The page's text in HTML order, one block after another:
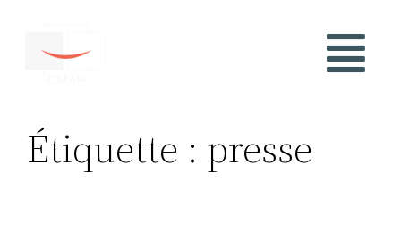
Étiquette : presse